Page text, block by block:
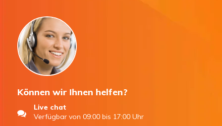
Können wir Ihnen helfen?
Live chat
Verfügbar von 09:00 bis 17:00 Uhr